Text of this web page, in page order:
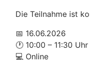
Die Teilnahme ist
📅 16.06.2026
🕐 10:00 – 11:30 Uhr
💻 Online